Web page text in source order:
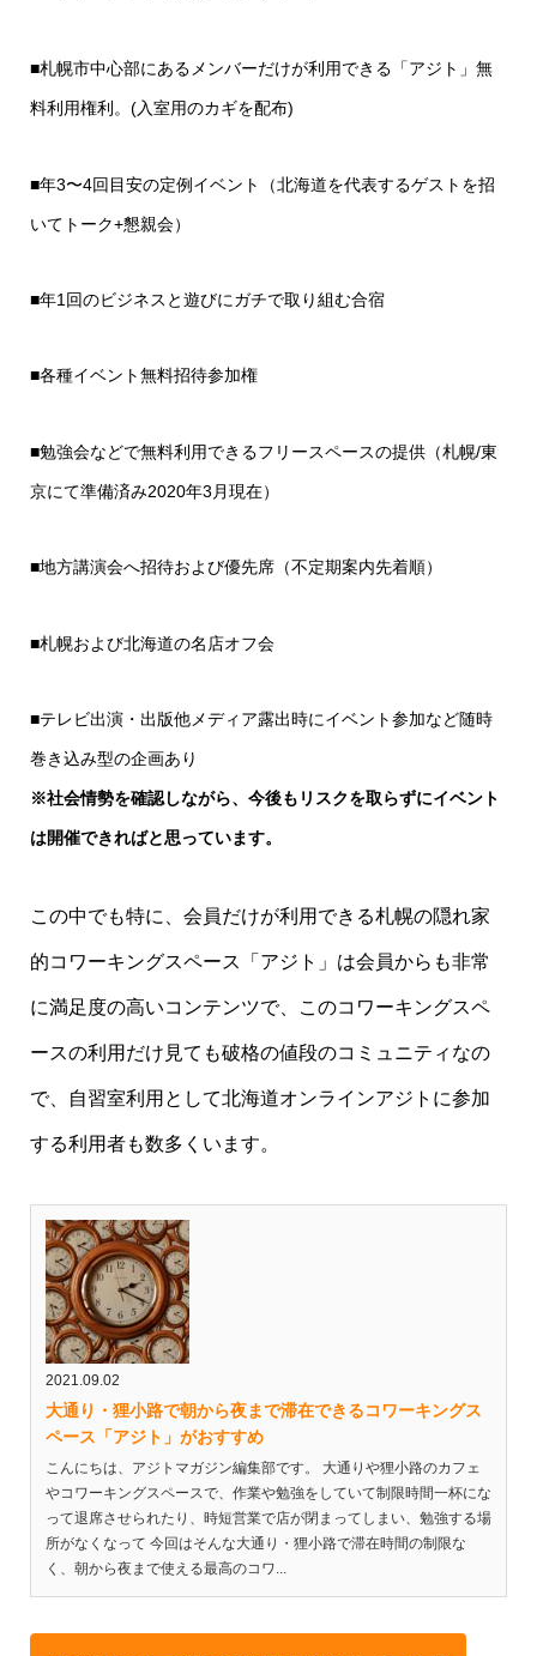
■札幌市中心部にあるメンバーだけが利用できる「アジト」無
料利用権利。(入室用のカギを配布)
■年3〜4回目安の定例イベント（北海道を代表するゲストを招
いてトーク+懇親会）
■年1回のビジネスと遊びにガチで取り組む合宿
■各種イベント無料招待参加権
■勉強会などで無料利用できるフリースペースの提供（札幌/東
京にて準備済み2020年3月現在）
■地方講演会へ招待および優先席（不定期案内先着順）
■札幌および北海道の名店オフ会
■テレビ出演・出版他メディア露出時にイベント参加など随時
巻き込み型の企画あり
※社会情勢を確認しながら、今後もリスクを取らずにイベント
は開催できればと思っています。
この中でも特に、会員だけが利用できる札幌の隠れ家
的コワーキングスペース「アジト」は会員からも非常
に満足度の高いコンテンツで、このコワーキングスペ
ースの利用だけ見ても破格の値段のコミュニティなの
で、自習室利用として北海道オンラインアジトに参加
する利用者も数多くいます。
2021.09.02
大通り・狸小路で朝から夜まで滞在できるコワーキングス
ペース「アジト」がおすすめ
こんにちは、アジトマガジン編集部です。 大通りや狸小路のカフェ
やコワーキングスペースで、作業や勉強をしていて制限時間一杯にな
って退席させられたり、時短営業で店が閉まってしまい、勉強する場
所がなくなって 今回はそんな大通り・狸小路で滞在時間の制限な
く、朝から夜まで使える最高のコワ...